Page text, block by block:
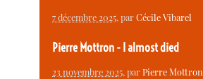
7 décembre 2025, parCécile Vibarel
Pierre Mottron - I almost died
23 novembre 2025, parPierre Mottron